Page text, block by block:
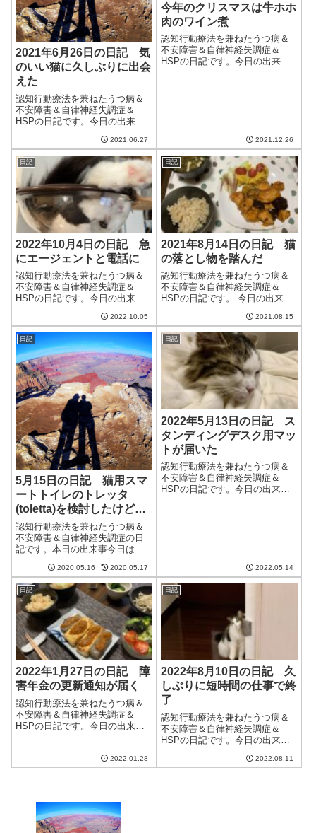
2021年6月26日の日記 気
のいい猫に久しぶりに出会
えた
認知行動療法を兼ねたうつ病＆
不安障害＆自律神経失調症＆
HSPの日記です。今日の出来事
の、やたらと蒸し暑い日だっ
た。日がさすこともあり、洗濯
物的にはよかったのだが、人間
的には過ごしにくかったように
思う。とはいえ、まだ...
2021.06.27
今年のクリスマスは牛ホホ
肉のワイン煮
認知行動療法を兼ねたうつ病＆
不安障害＆自律神経失調症＆
HSPの日記です。今日の出来事
2021.12.26
日記
2022年10月4日の日記 急
にエージェントと電話に
認知行動療法を兼ねたうつ病＆
不安障害＆自律神経失調症＆
HSPの日記です。今日の出来事
度以上に上がり、湿度もそこそ
こあって夏のような一日だっ
た。明日の雨を境に空気が秋に
なるらしいので、ここで体調を
崩さないよう気を...
2022.10.05
日記
2021年8月14日の日記 猫
の落とし物を踏んだ
認知行動療法を兼ねたうつ病＆
不安障害＆自律神経失調症＆
HSPの日記です。 今日の出来事
く、8月とは思えない気候だっ
た。九州や中国地方ではものす
ごい雨らしいが、幸いこちらは
そこまで強くはない。火曜日ま
で雨が降り続くよ...
2021.08.15
日記
5月15日の日記 猫用スマ
ートトイレのトレッタ
(toletta)を検討したけどや
めた
認知行動療法を兼ねたうつ病＆
不安障害＆自律神経失調症の日
記です。本日の出来事今日は朝
は雨のようなので貴重な晴れな
のだろう。相変わらず庭で育て
ているイチゴがどんどん収穫で
きる。割と気候などがあってい
るのだろうか?イ...
2020.05.16 2020.05.17
日記
2022年5月13日の日記 ス
タンディングデスク用マッ
トが届いた
認知行動療法を兼ねたうつ病＆
不安障害＆自律神経失調症＆
HSPの日記です。今日の出来事
2022.05.14
日記
2022年1月27日の日記 障
害年金の更新通知が届く
認知行動療法を兼ねたうつ病＆
不安障害＆自律神経失調症＆
HSPの日記です。今日の出来事
った。しばらくは天気が良い日
が続くらしい。それほど寒くな
2022.01.28
日記
2022年8月10日の日記 久
しぶりに短時間の仕事で終
了
認知行動療法を兼ねたうつ病＆
不安障害＆自律神経失調症＆
HSPの日記です。今日の出来事
高く、いつもはそれほど湿度が
2022.08.11